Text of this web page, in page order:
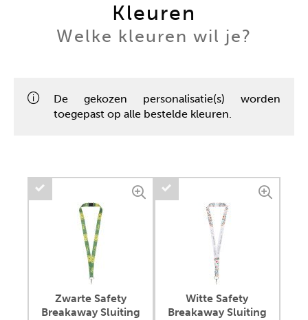
Kleuren
Welke kleuren wil je?
De gekozen personalisatie(s) worden
toegepast op alle bestelde kleuren.
Zwarte Safety
Breakaway Sluiting
Witte Safety
Breakaway Sluiting